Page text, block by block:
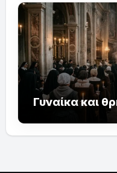
Γυναίκα και